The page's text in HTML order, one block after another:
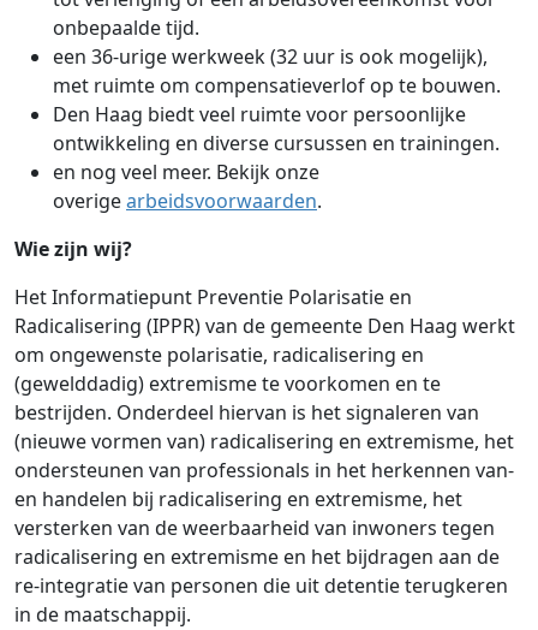
onbepaalde tijd.
een 36-urige werkweek (32 uur is ook mogelijk),
met ruimte om compensatieverlof op te bouwen.
Den Haag biedt veel ruimte voor persoonlijke
ontwikkeling en diverse cursussen en trainingen.
en nog veel meer. Bekijk onze
overigearbeidsvoorwaarden.
Wie zijn wij?
Het Informatiepunt Preventie Polarisatie en
Radicalisering (IPPR) van de gemeente Den Haag werkt
om ongewenste polarisatie, radicalisering en
(gewelddadig) extremisme te voorkomen en te
bestrijden. Onderdeel hiervan is het signaleren van
(nieuwe vormen van) radicalisering en extremisme, het
ondersteunen van professionals in het herkennen van-
en handelen bij radicalisering en extremisme, het
versterken van de weerbaarheid van inwoners tegen
radicalisering en extremisme en het bijdragen aan de
re-integratie van personen die uit detentie terugkeren
in de maatschappij.